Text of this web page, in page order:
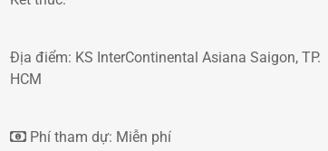
Địa điểm: KS InterContinental Asiana Saigon, TP.
HCM
Phí tham dự: Miễn phí